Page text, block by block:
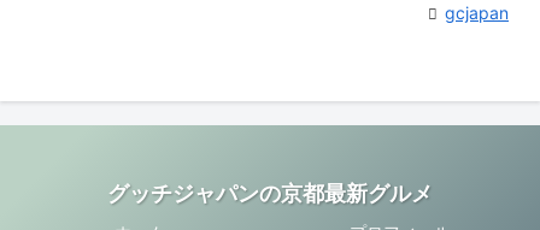
gcjapan
グッチジャパンの京都最新グルメ